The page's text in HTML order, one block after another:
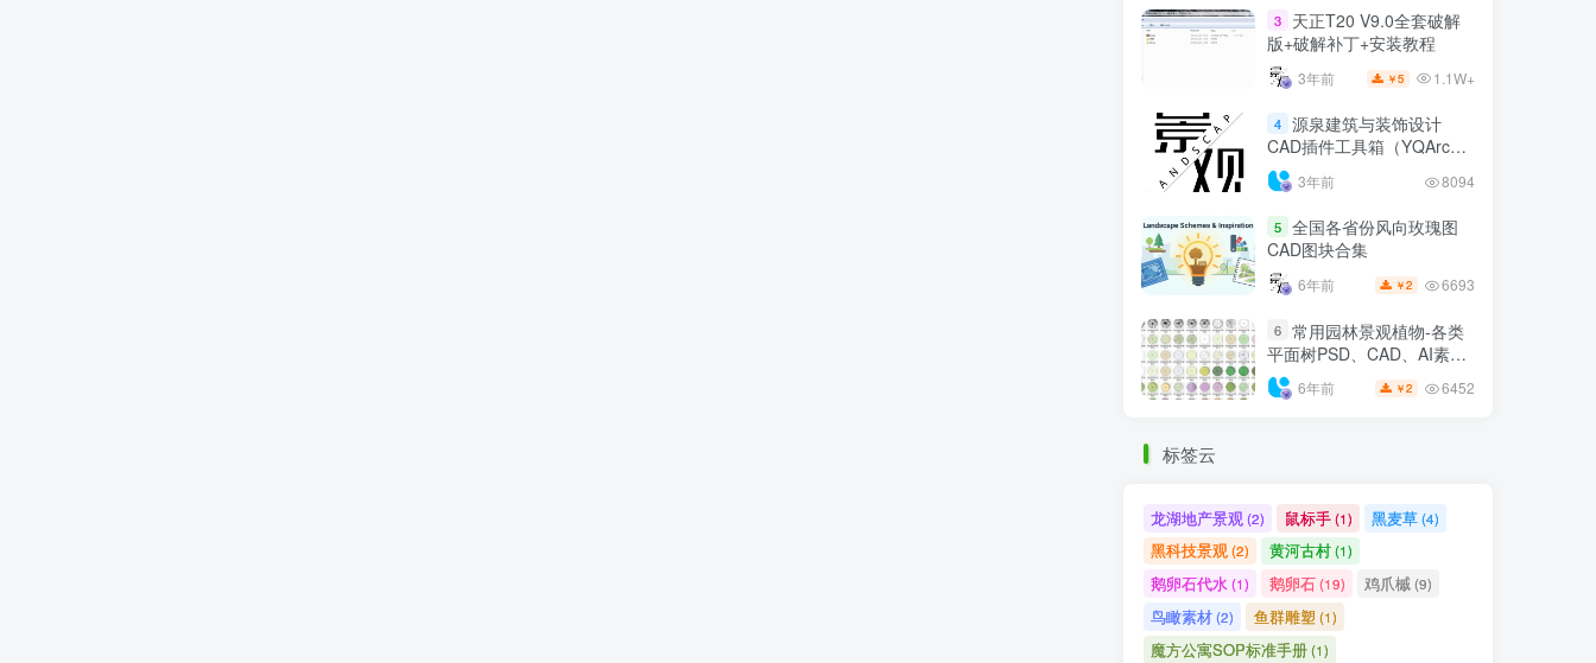
3
天正T20 V9.0全套破解
版+破解补丁+安装教程
3年前 ￥5 1.1W+
4 源泉建筑与装饰设计
CAD插件工具箱（YQArch
6.7.4）
3年前 8094
5 全国各省份风向玫瑰图
CAD图块合集
6年前 ￥2 6693
6 常用园林景观植物-各类
平面树PSD、CAD、AI素材
线稿
6年前 ￥2 6452
标签云
龙湖地产景观 (2) 鼠标手(1) 黑麦草(4)
黑科技景观(2) 黄河古村(1)
鹅卵石代水(1) 鹅卵石(19) 鸡爪槭(9)
鸟瞰素材(2) 鱼群雕塑 (1)
魔方公寓SOP标准手册(1)